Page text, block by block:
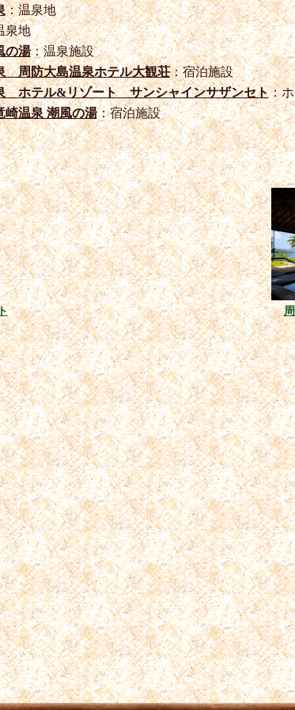
：温泉地
泉地
の湯：温泉施設
周防大島温泉ホテル大観荘：宿泊施設
ホテル&リゾート サンシャインサザンセト：
温泉 潮風の湯：宿泊施設